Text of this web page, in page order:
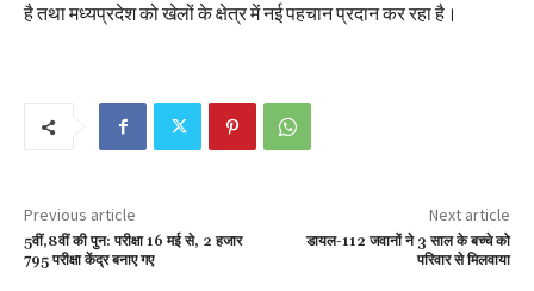
है तथा मध्यप्रदेश को खेलों के क्षेत्र में नई पहचान प्रदान कर रहा है।
Previous article
5वीं,8वीं की पुन: परीक्षा 16 मई से, 2 हजार
795 परीक्षा केंद्र बनाए गए
Next article
डायल-112 जवानों ने 3 साल के बच्चे को
परिवार से मिलवाया